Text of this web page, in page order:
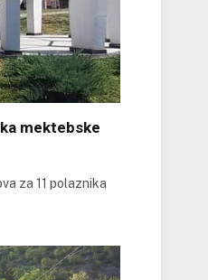
mektebske
za 11 polaznika